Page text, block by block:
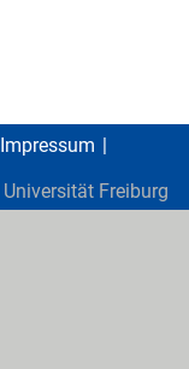
Impressum
Universität Freiburg